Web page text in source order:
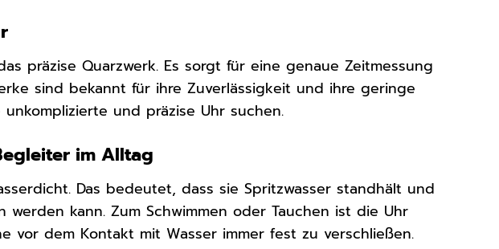
präzise Quarzwerk. Es sorgt für eine genaue Zeitmessung
sind bekannt für ihre Zuverlässigkeit und ihre geringe
und präzise Uhr suchen.
im Alltag
Das bedeutet, dass sie Spritzwasser standhält und
kann. Zum Schwimmen oder Tauchen ist die Uhr
vor dem Kontakt mit Wasser immer fest zu verschließen.